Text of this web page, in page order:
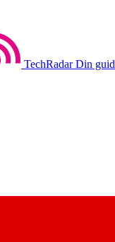
TechRadar Din